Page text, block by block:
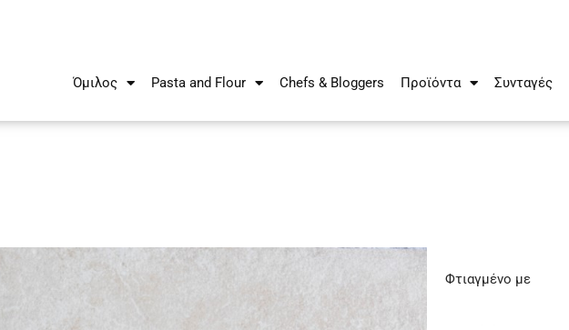
Όμιλος Pasta and Flour Chefs & Bloggers Προϊόντα Συνταγές
Φτιαγμένο με